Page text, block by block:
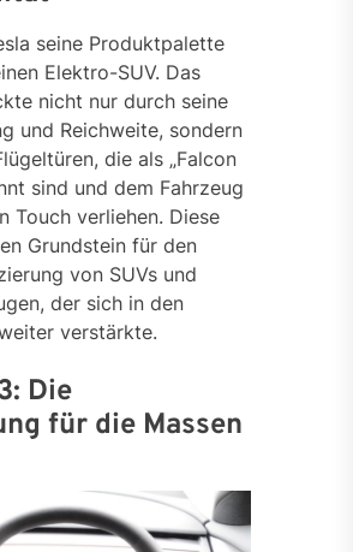
seine Produktpalette
Elektro-SUV. Das
nicht nur durch seine
und Reichweite, sondern
die als „Falcon
sind und dem Fahrzeug
Touch verliehen. Diese
Grundstein für den
von SUVs und
der sich in den
verstärkte.
Die
für die Massen